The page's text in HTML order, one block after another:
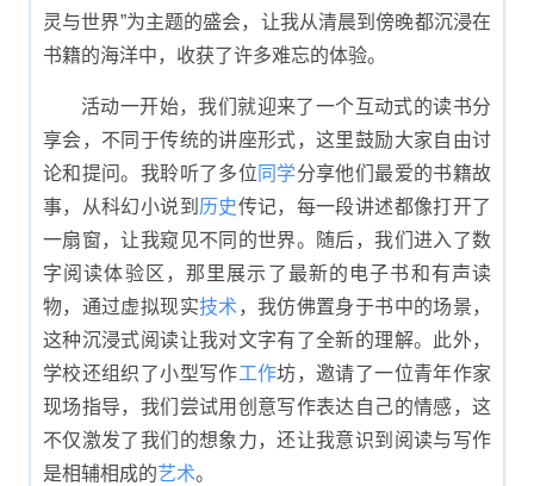
灵与世界”为主题的盛会，让我从清晨到傍晚都沉浸在
书籍的海洋中，收获了许多难忘的体验。
活动一开始，我们就迎来了一个互动式的读书分
享会，不同于传统的讲座形式，这里鼓励大家自由讨
论和提问。我聆听了多位 同学分享他们最爱的书籍故
事，从科幻小说到 历史传记，每一段讲述都像打开了
一扇窗，让我窥见不同的世界。随后，我们进入了数
字阅读体验区，那里展示了最新的电子书和有声读
物，通过虚拟现实技术，我仿佛置身于书中的场景，
这种沉浸式阅读让我对文字有了全新的理解。此外，
学校还组织了小型写作工作坊，邀请了一位青年作家
现场指导，我们尝试用创意写作表达自己的情感，这
不仅激发了我们的想象力，还让我意识到阅读与写作
是相辅相成的艺术。